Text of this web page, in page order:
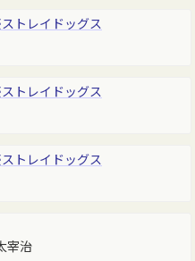
トレイドッグス
トレイドッグス
トレイドッグス
宰治